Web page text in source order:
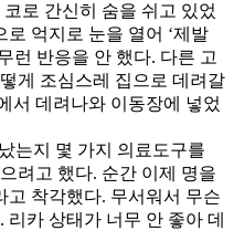
로 간신히 숨을 쉬고 있었
억지로 눈을 열어 ‘제발
런 반응을 안 했다. 다른 고
게 조심스레 집으로 데려갈
서 데려나와 이동장에 넣었
는지 몇 가지 의료도구를
려고 했다. 순간 이제 명을
고 착각했다. 무서워서 무슨
카 상태가 너무 안 좋아 데